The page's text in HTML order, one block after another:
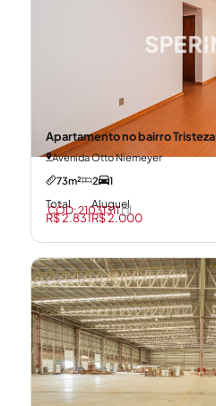
Apartamento no bairro Tristeza
Avenida Otto Niemeyer
73m²
2 1
Total
R$ 2.831
Aluguel
R$ 2.000
CÓD: 21031311